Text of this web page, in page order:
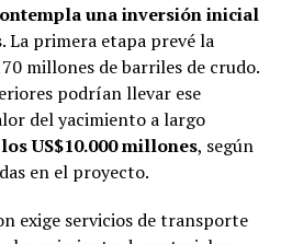
una inversión inicial
. La primera etapa prevé la
millones de barriles de crudo.
podrían llevar ese
del yacimiento a largo
US$10.000 millones, según
en el proyecto.
exige servicios de transporte